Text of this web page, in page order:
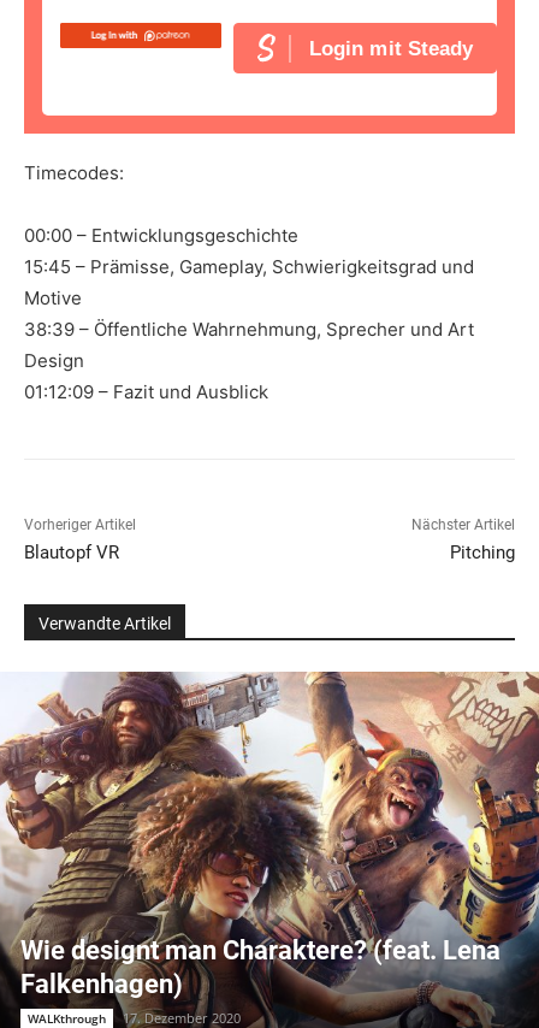
Login mit Steady
Timecodes:
00:00 – Entwicklungsgeschichte
15:45 – Prämisse, Gameplay, Schwierigkeitsgrad und
Motive
38:39 – Öffentliche Wahrnehmung, Sprecher und Art
Design
01:12:09 – Fazit und Ausblick
Vorheriger Artikel
Blautopf VR
Nächster Artikel
Pitching
Verwandte Artikel
Wie designt man Charaktere? (feat. Lena
Falkenhagen)
WALKthrough 17. Dezember 2020